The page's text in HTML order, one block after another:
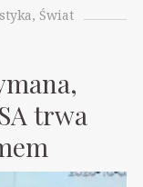
Świat
trwa